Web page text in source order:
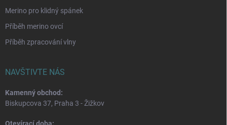
Merino pro klidný spánek
Příběh merino ovcí
Příběh zpracování vlny
NAVŠTIVTE NÁS
Kamenný obchod:
Biskupcova 37, Praha 3 - Žižkov